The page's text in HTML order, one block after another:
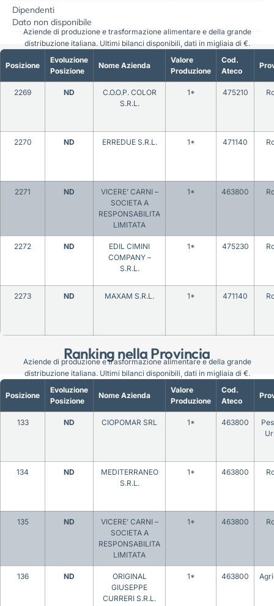
Dipendenti
Dato non disponibile
Ranking nella Provincia
Posizione
Evoluzione
Posizione
Nome Azienda
Valore
Produzione
Cod.
Ateco
2269 ND
C.O.O.P. COLOR
S.R.L.
1* 475210
2270 ND ERREDUE S.R.L. 1* 471140
2271 ND
VICERE’ CARNI –
SOCIETA A
RESPONSABILITA
LIMITATA
1* 463800
2272 ND
EDIL CIMINI
COMPANY –
S.R.L.
1* 475230
2273 ND MAXAM S.R.L. 1* 471140
Aziende di produzione e trasformazione alimentare e della grande
distribuzione italiana. Ultimi bilanci disponibili, dati in migliaia di €.
Posizione
Evoluzione
Posizione
Nome Azienda
Valore
Produzione
Cod.
Ateco
133 ND CIOPOMAR SRL 1* 463800
134 ND
MEDITERRANEO
S.R.L.
1* 463800
135 ND
VICERE’ CARNI –
SOCIETA A
RESPONSABILITA
LIMITATA
1* 463800
136 ND
ORIGINAL
GIUSEPPE
CURRERI S.R.L.
1* 463800
Aziende di produzione e trasformazione alimentare e della grande
distribuzione italiana. Ultimi bilanci disponibili, dati in migliaia di €.